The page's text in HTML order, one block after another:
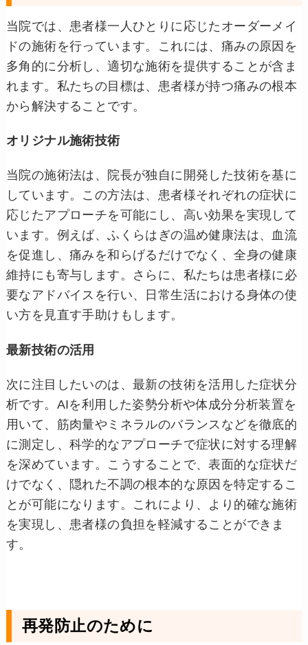
当院では、患者様一人ひとりに応じたオーダーメイ
ドの施術を行っています。これには、痛みの原因を
多角的に分析し、適切な施術を提供することが含ま
れます。私たちの目標は、患者様が持つ痛みの根本
から解決することです。
オリジナル施術技術
当院の施術法は、院長が独自に開発した技術を基に
しています。この方法は、患者様それぞれの症状に
応じたアプローチを可能にし、高い効果を実現して
います。例えば、ふくらはぎの温め健康法は、血流
を促進し、痛みを和らげるだけでなく、全身の健康
維持にも寄与します。さらに、私たちは患者様に必
要なアドバイスを行い、日常生活における身体の使
い方を見直す手助けもします。
最新技術の活用
次に注目したいのは、最新の技術を活用した症状分
析です。AIを利用した姿勢分析や体成分分析装置を
用いて、筋肉量やミネラルのバランスなどを徹底的
に測定し、科学的なアプローチで症状に対する理解
を深めています。こうすることで、表面的な症状だ
けでなく、隠れた不調の根本的な原因を特定するこ
とが可能になります。これにより、より的確な施術
を実現し、患者様の負担を軽減することができま
す。
再発防止のために